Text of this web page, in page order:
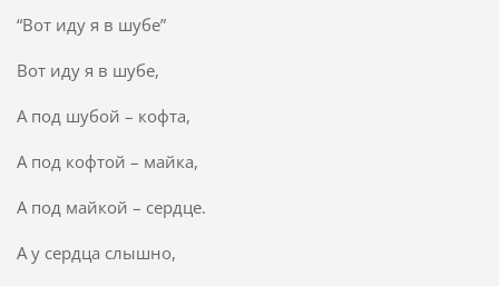
“Вот иду я в шубе”
Вот иду я в шубе,
А под шубой – кофта,
А под кофтой – майка,
А под майкой – сердце.
А у сердца слышно,